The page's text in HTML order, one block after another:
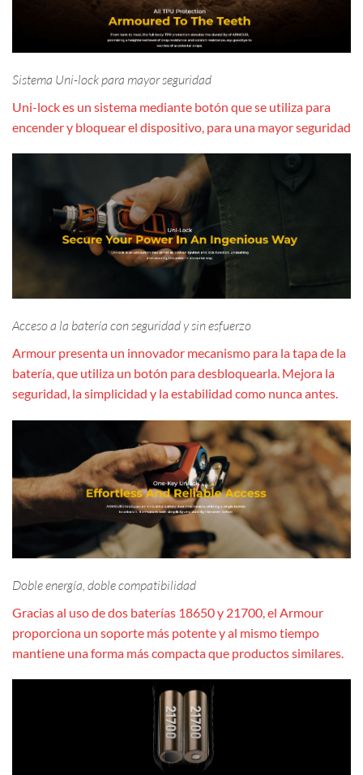
Sistema Uni-lock para mayor seguridad
Uni-lock es un sistema mediante botón que se utiliza para
encender y bloquear el dispositivo, para una mayor seguridad
Acceso a la batería con seguridad y sin esfuerzo
Armour presenta un innovador mecanismo para la tapa de la
batería, que utiliza un botón para desbloquearla. Mejora la
seguridad, la simplicidad y la estabilidad como nunca antes.
Doble energía, doble compatibilidad
Gracias al uso de dos baterías 18650 y 21700, el Armour
proporciona un soporte más potente y al mismo tiempo
mantiene una forma más compacta que productos similares.